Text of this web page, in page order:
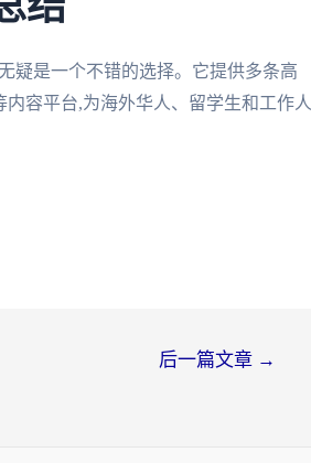
疑是一个不错的选择。它提供多条高
容平台,为海外华人、留学生和工作人
后一篇文章 →